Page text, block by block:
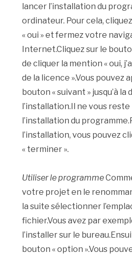
lancer l’installation du
ordinateur. Pour cela,
« oui » et fermez votre
Internet.Cliquez sur le
de cliquer la mention « oui,
de la licence ».Vous pouvez
bouton « suivant » jusqu’à
l’installation.Il ne vous
l’installation du
l’installation, vous pouvez
« terminer ».
Utiliser le programme
votre projet en le
la suite sélectionner
fichier.Vous avez par
l’installer sur le
bouton « option ».Vous